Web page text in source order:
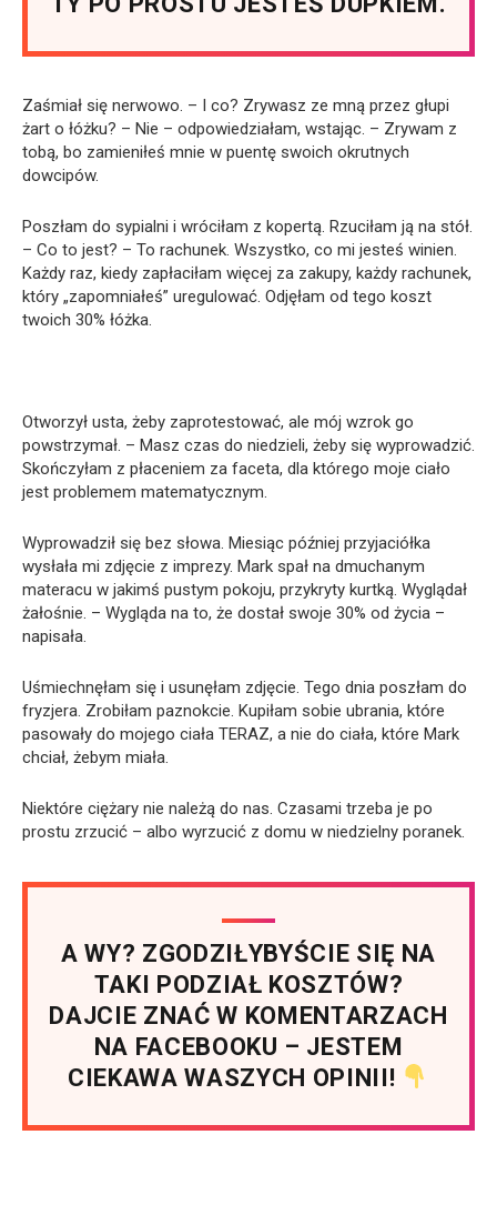
Zaśmiał się nerwowo. – I co? Zrywasz ze mną przez głupi
żart o łóżku? – Nie – odpowiedziałam, wstając. – Zrywam z
tobą, bo zamieniłeś mnie w puentę swoich okrutnych
dowcipów.
Poszłam do sypialni i wróciłam z kopertą. Rzuciłam ją na stół.
– Co to jest? – To rachunek. Wszystko, co mi jesteś winien.
Każdy raz, kiedy zapłaciłam więcej za zakupy, każdy rachunek,
który „zapomniałeś” uregulować. Odjęłam od tego koszt
twoich 30% łóżka.
Otworzył usta, żeby zaprotestować, ale mój wzrok go
powstrzymał. – Masz czas do niedzieli, żeby się wyprowadzić.
Skończyłam z płaceniem za faceta, dla którego moje ciało
jest problemem matematycznym.
Wyprowadził się bez słowa. Miesiąc później przyjaciółka
wysłała mi zdjęcie z imprezy. Mark spał na dmuchanym
materacu w jakimś pustym pokoju, przykryty kurtką. Wyglądał
żałośnie. – Wygląda na to, że dostał swoje 30% od życia –
napisała.
Uśmiechnęłam się i usunęłam zdjęcie. Tego dnia poszłam do
fryzjera. Zrobiłam paznokcie. Kupiłam sobie ubrania, które
pasowały do mojego ciała TERAZ, a nie do ciała, które Mark
chciał, żebym miała.
Niektóre ciężary nie należą do nas. Czasami trzeba je po
prostu zrzucić – albo wyrzucić z domu w niedzielny poranek.
A WY? ZGODZIŁYBYŚCIE SIĘ NA
TAKI PODZIAŁ KOSZTÓW?
DAJCIE ZNAĆ W KOMENTARZACH
NA FACEBOOKU – JESTEM
CIEKAWA WASZYCH OPINII!